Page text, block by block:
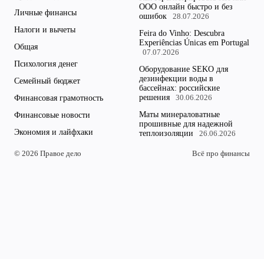
Личные финансы
Налоги и вычеты
Общая
Психология денег
Семейный бюджет
Финансовая грамотность
Финансовые новости
Экономия и лайфхаки
ООО онлайн быстро и без
ошибок
28.07.2026
Feira do Vinho: Descubra
Experiências Únicas em Portugal
07.07.2026
Оборудование SEKO для
дезинфекции воды в
бассейнах: российские
решения
30.06.2026
Маты минераловатные
прошивные для надежной
теплоизоляции
26.06.2026
© 2026 Правое дело Всё про финансы